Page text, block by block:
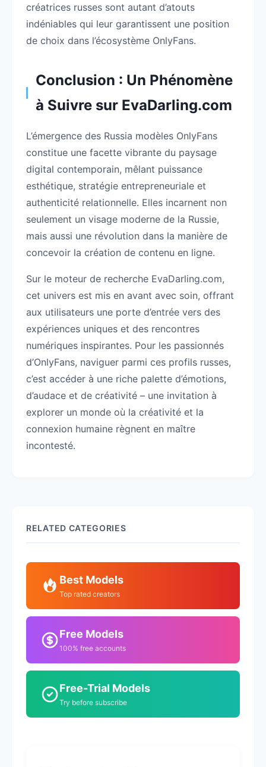
créatrices russes sont autant d’atouts
indéniables qui leur garantissent une position
de choix dans l’écosystème OnlyFans.
Conclusion : Un Phénomène
à Suivre sur EvaDarling.com
L’émergence des Russia modèles OnlyFans
constitue une facette vibrante du paysage
digital contemporain, mêlant puissance
esthétique, stratégie entrepreneuriale et
authenticité relationnelle. Elles incarnent non
seulement un visage moderne de la Russie,
mais aussi une révolution dans la manière de
concevoir la création de contenu en ligne.
Sur le moteur de recherche EvaDarling.com,
cet univers est mis en avant avec soin, offrant
aux utilisateurs une porte d’entrée vers des
expériences uniques et des rencontres
numériques inspirantes. Pour les passionnés
d’OnlyFans, naviguer parmi ces profils russes,
c’est accéder à une riche palette d’émotions,
d’audace et de créativité – une invitation à
explorer un monde où la créativité et la
connexion humaine règnent en maître
incontesté.
RELATED CATEGORIES
Best Models
Top rated creators
Free Models
100% free accounts
Free-Trial Models
Try before subscribe